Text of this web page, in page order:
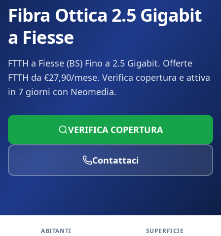
Fibra Ottica 2.5 Gigabit
a Fiesse
FTTH a Fiesse (BS) Fino a 2.5 Gigabit. Offerte
FTTH da €27,90/mese. Verifica copertura e attiva
in 7 giorni con Neomedia.
VERIFICA COPERTURA
Contattaci
ABITANTI SUPERFICIE